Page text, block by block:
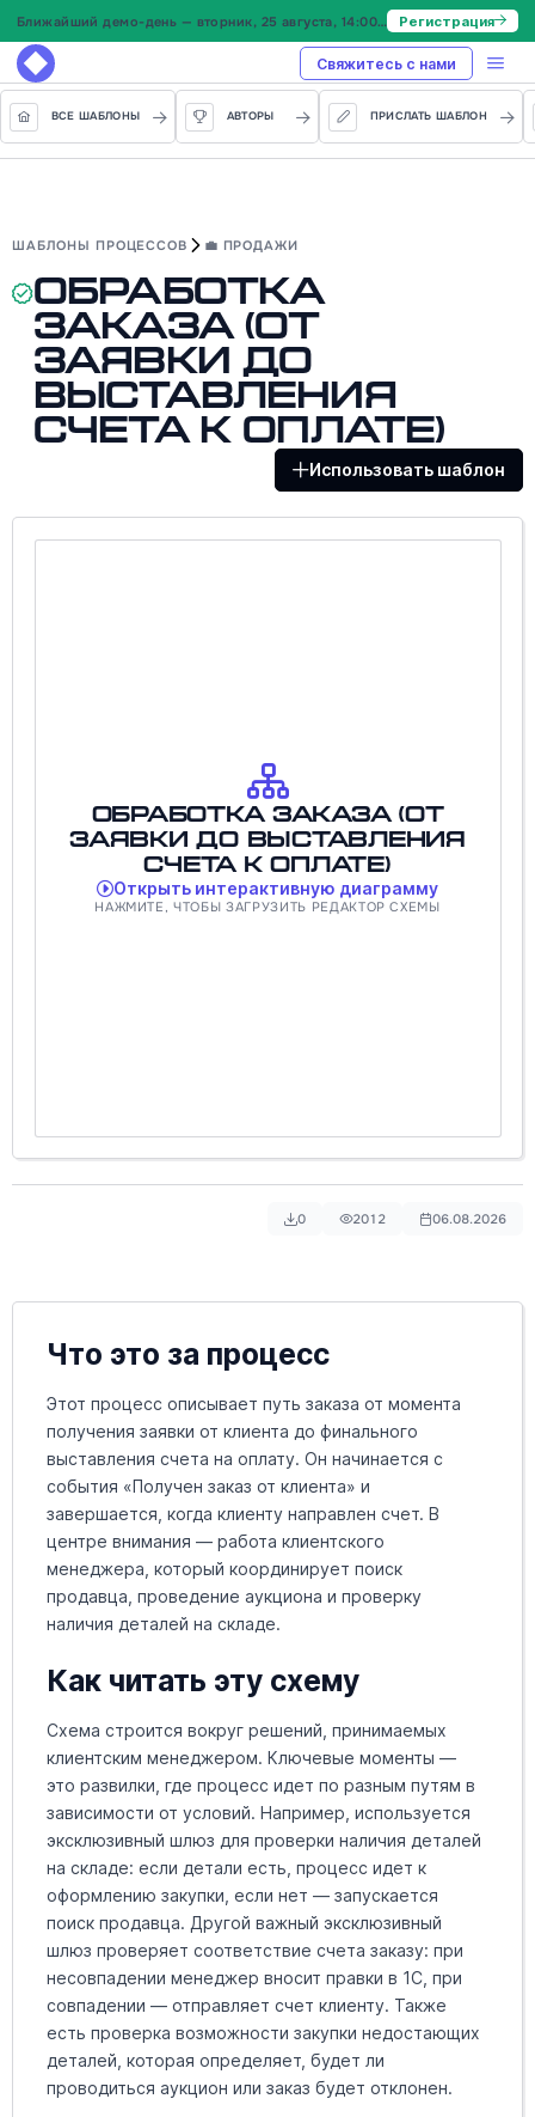
Ближайший демо-день — вторник, 25 августа, 14:00 МСК Регистрация
Свяжитесь с нами
ВСЕ ШАБЛОНЫ АВТОРЫ ПРИСЛАТЬ ШАБЛОН
ШАБЛОНЫ ПРОЦЕССОВ 💼 ПРОДАЖИ
Обработка
заказа (от
заявки до
выставления
счета к оплате)
Использовать шаблон
Обработка заказа (от
заявки до выставления
счета к оплате)
Открыть интерактивную диаграмму
НАЖМИТЕ, ЧТОБЫ ЗАГРУЗИТЬ РЕДАКТОР СХЕМЫ
0 2012 06.08.2026
Что это за процесс
Этот процесс описывает путь заказа от момента
получения заявки от клиента до финального
выставления счета на оплату. Он начинается с
события «Получен заказ от клиента» и
завершается, когда клиенту направлен счет. В
центре внимания — работа клиентского
менеджера, который координирует поиск
продавца, проведение аукциона и проверку
наличия деталей на складе.
Как читать эту схему
Схема строится вокруг решений, принимаемых
клиентским менеджером. Ключевые моменты —
это развилки, где процесс идет по разным путям в
зависимости от условий. Например, используется
эксклюзивный шлюз для проверки наличия деталей
на складе: если детали есть, процесс идет к
оформлению закупки, если нет — запускается
поиск продавца. Другой важный эксклюзивный
шлюз проверяет соответствие счета заказу: при
несовпадении менеджер вносит правки в 1С, при
совпадении — отправляет счет клиенту. Также
есть проверка возможности закупки недостающих
деталей, которая определяет, будет ли
проводиться аукцион или заказ будет отклонен.